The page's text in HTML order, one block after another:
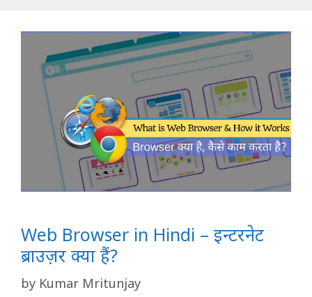
Web Browser in Hindi – इन्टरनेट
ब्राउज़र क्या हैं?
by Kumar Mritunjay